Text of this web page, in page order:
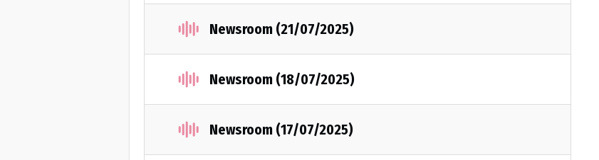
Newsroom (21/07/2025)
Newsroom (18/07/2025)
Newsroom (17/07/2025)